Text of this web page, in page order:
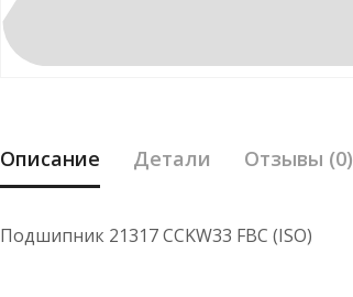
Описание Детали Отзывы (0)
Подшипник 21317 CCKW33 FBC (ISO)